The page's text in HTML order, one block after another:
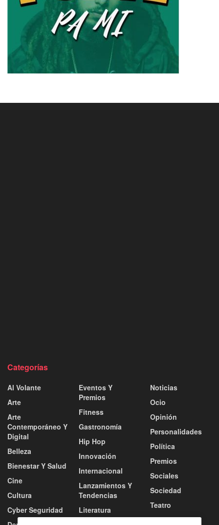
Categorías
Al Volante
Arte
Arte
Contemporáneo Y
Digital
Belleza
Bienestar Y Salud
Cine
Cultura
Cyber Seguridad
Eventos Y
Premios
Fitness
Gastronomía
Hip Hop
Innovación
Internacional
Lanzamientos Y
Tendencias
Literatura
Noticias
Ocio
Opinión
Personalidades
Política
Premios
Sociales
Sociedad
Teatro
Tecnología